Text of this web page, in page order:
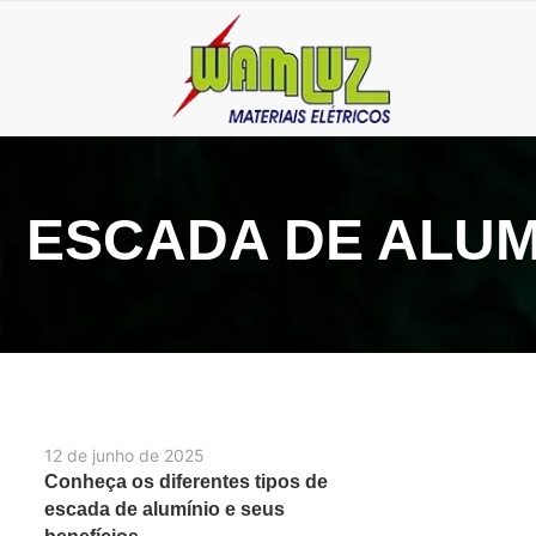
ESCADA DE
12 de junho de 2025
Conheça os diferentes tipos de
escada de alumínio e seus